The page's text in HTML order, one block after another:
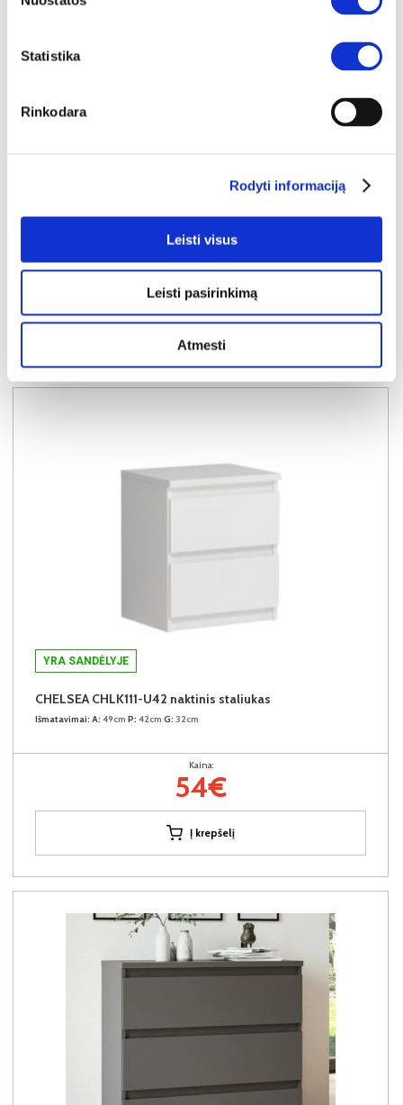
Statistika
Rinkodara
Rodyti informaciją
Leisti visus
Leisti pasirinkimą
Atmesti
CHELSEA CHLK111-D30F naktinis staliukas
Išmatavimai:A:49cmP:42cmG:32cm
Kaina:
54€
YRA SANDĖLYJE
CHELSEA CHLK111-U42 naktinis staliukas
Išmatavimai: A: 49cm P: 42cm G: 32cm
Kaina:
54€
Į krepšelį